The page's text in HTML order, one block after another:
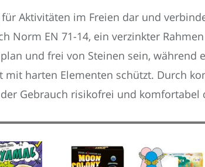
Aktivitäten im Freien dar und
Norm EN 71-14, ein verzinkter
und frei von Steinen sein, während
harten Elementen schützt. Durch
Gebrauch risikofrei und komfortabel